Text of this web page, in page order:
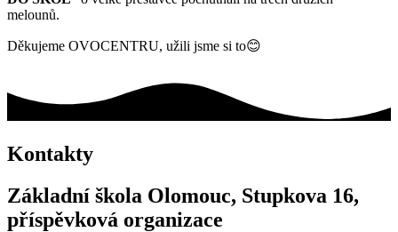
melounů.
Děkujeme OVOCENTRU, užili jsme si to😊
Kontakty
Základní škola Olomouc, Stupkova 16,
příspěvková organizace